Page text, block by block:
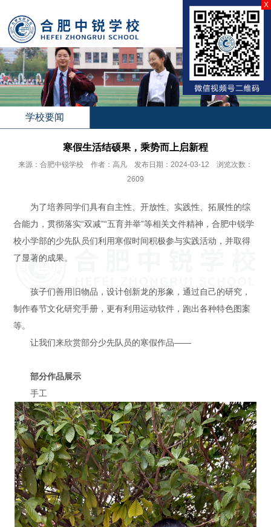
X
学校要闻
寒假生活结硕果，乘势而上启新程
来源：合肥中锐学校 作者：高凡 发布日期：2024-03-12 浏览次数：
2609
为了培养同学们具有自主性、开放性、实践性、拓展性的综
合能力，贯彻落实“双减”“五育并举”等相关文件精神，合肥中锐学
校小学部的少先队员们利用寒假时间积极参与实践活动，并取得
了显著的成果。
孩子们善用旧物品，设计创新龙的形象，通过自己的研究，
制作春节文化研究手册，更有利用运动软件，跑出各种特色图案
等。
让我们来欣赏部分少先队员的寒假作品——
部分作品展示
手工